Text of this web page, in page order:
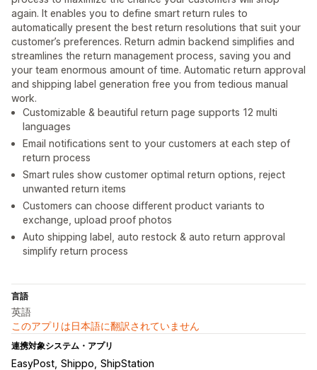
again. It enables you to define smart return rules to
automatically present the best return resolutions that suit your
customer’s preferences. Return admin backend simplifies and
streamlines the return management process, saving you and
your team enormous amount of time. Automatic return approval
and shipping label generation free you from tedious manual
work.
Customizable & beautiful return page supports 12 multi
languages
Email notifications sent to your customers at each step of
return process
Smart rules show customer optimal return options, reject
unwanted return items
Customers can choose different product variants to
exchange, upload proof photos
Auto shipping label, auto restock & auto return approval
simplify return process
言語
英語
このアプリは日本語に翻訳されていません
連携対象システム・アプリ
EasyPost Shippo ShipStation